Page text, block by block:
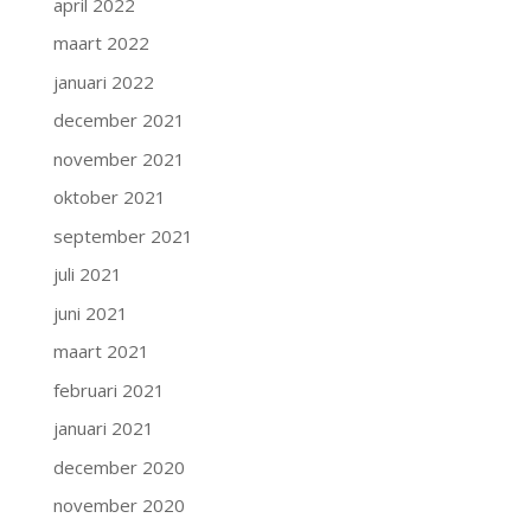
maart 2022
januari 2022
december 2021
november 2021
oktober 2021
september 2021
juli 2021
juni 2021
maart 2021
februari 2021
januari 2021
december 2020
november 2020